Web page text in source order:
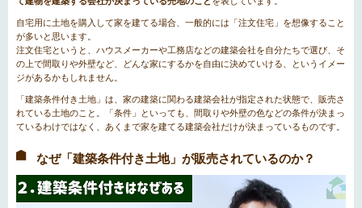
自宅用に土地を購入して家を建てる場合、一般的には「注文住宅」を想像すること
が多いと思います。
注文住宅というと、ハウスメーカーや工務店などの建築会社を自分たちで選び、そ
の上で間取りや外壁など、どんな家にするかを自由に決めていける、というイメー
ジがあるかもしれません。
「建築条件付き土地」は、家の建築に関わる建築会社が指定された状態で、販売さ
れている土地のこと。「条件」といっても、間取りや外壁の色などの条件が決まっ
ているわけではなく、あくまで家を建てる建築会社だけが決まっているものです。
なぜ「建築条件付き土地」が販売されているのか？